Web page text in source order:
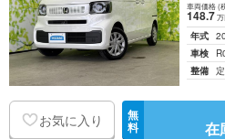
車両価格(
148.7万
年式
車検
整備
お気に入り 無
料 在